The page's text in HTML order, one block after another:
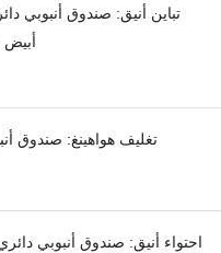
تباين أنيق: صندوق أنبوبي
أبيض
تغليف هواهينغ: صندوق
احتواء أنيق: صندوق أنبوبي